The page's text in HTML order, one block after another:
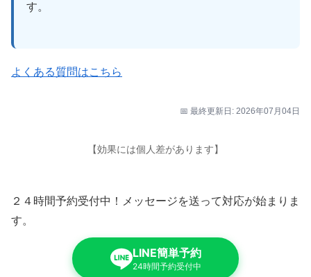
す。
よくある質問はこちら
📅 最終更新日: 2026年07月04日
【効果には個人差があります】
２４時間予約受付中！メッセージを送って対応が始まりま
す。
LINE簡単予約
24時間予約受付中